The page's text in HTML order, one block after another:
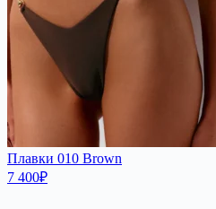
Плавки 010 Brown
7 400₽